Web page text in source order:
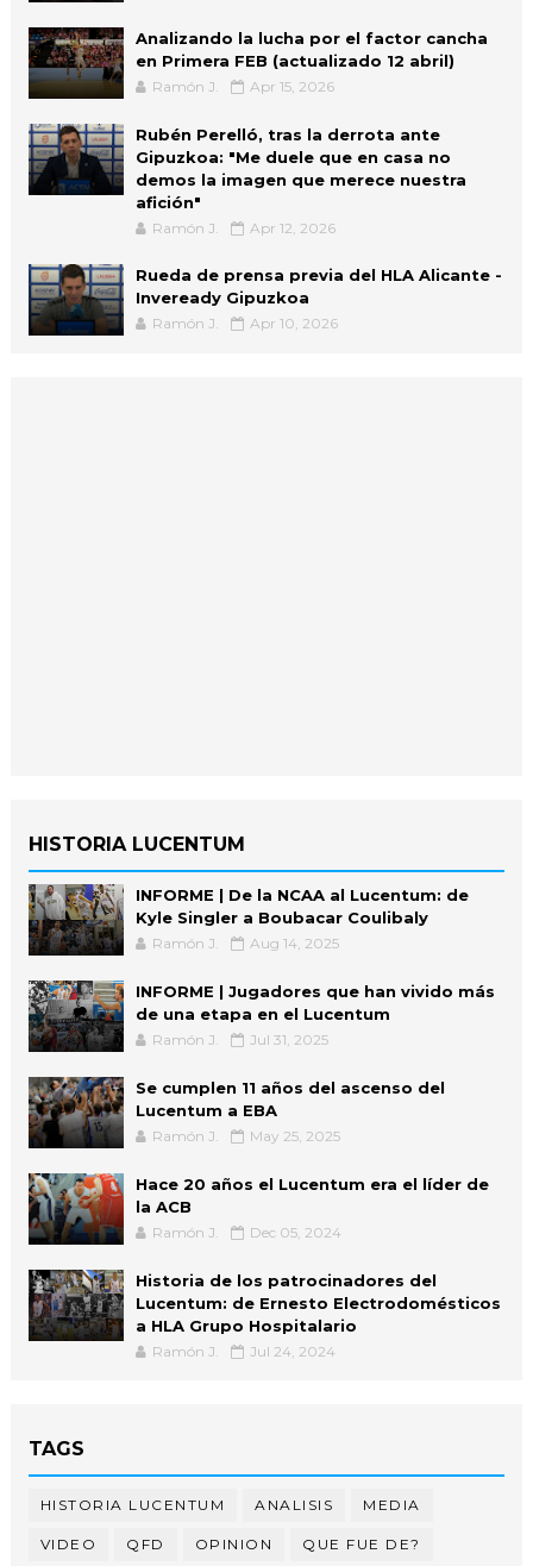
Analizando la lucha por el factor cancha
en Primera FEB (actualizado 12 abril)
Ramón J. Apr 15, 2026
Rubén Perelló, tras la derrota ante
Gipuzkoa: "Me duele que en casa no
demos la imagen que merece nuestra
afición"
Ramón J. Apr 12, 2026
Rueda de prensa previa del HLA Alicante -
Inveready Gipuzkoa
Ramón J. Apr 10, 2026
HISTORIA LUCENTUM
INFORME | De la NCAA al Lucentum: de
Kyle Singler a Boubacar Coulibaly
Ramón J. Aug 14, 2025
INFORME | Jugadores que han vivido más
de una etapa en el Lucentum
Ramón J. Jul 31, 2025
Se cumplen 11 años del ascenso del
Lucentum a EBA
Ramón J. May 25, 2025
Hace 20 años el Lucentum era el líder de
la ACB
Ramón J. Dec 05, 2024
Historia de los patrocinadores del
Lucentum: de Ernesto Electrodomésticos
a HLA Grupo Hospitalario
Ramón J. Jul 24, 2024
TAGS
HISTORIA LUCENTUM ANALISIS MEDIA
VIDEO QFD OPINION QUE FUE DE?